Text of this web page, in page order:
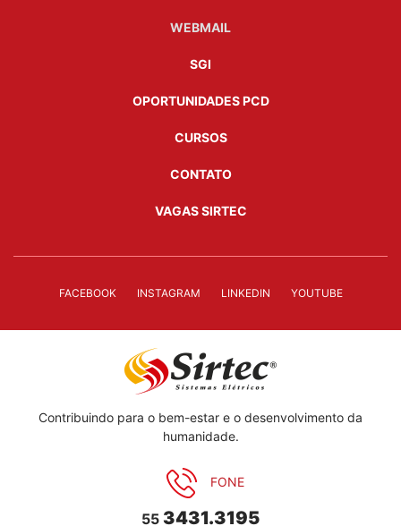
WEBMAIL
SGI
OPORTUNIDADES PCD
CURSOS
CONTATO
VAGAS SIRTEC
FACEBOOK INSTAGRAM LINKEDIN YOUTUBE
Contribuindo para o bem-estar e o desenvolvimento da
humanidade.
FONE
55 3431.3195